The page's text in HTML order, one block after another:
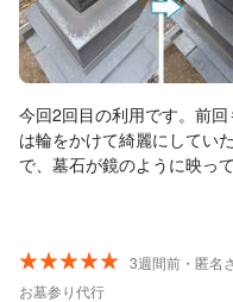
今回2回目の利用です。前
は輪をかけて綺麗にしてい
で、墓石が鏡のように映っ
た。次回からもこちら一
3週間前・匿名
お墓参り代行